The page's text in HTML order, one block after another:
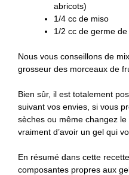
abricots)
1/4 cc de miso
1/2 cc de germe de
Nous vous conseillons de
grosseur des morceaux de
Bien sûr, il est totalement
suivant vos envies, si vous
sèches ou même changez
vraiment d’avoir un gel qui
En résumé dans cette
composantes propres aux